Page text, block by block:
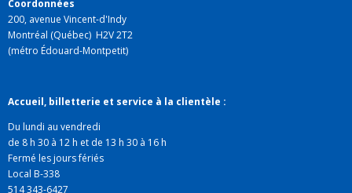
Coordonnées
200, avenue Vincent-d'Indy
Montréal (Québec) H2V 2T2
(métro Édouard-Montpetit)
Accueil, billetterie et service à la clientèle :
Du lundi au vendredi
de 8 h 30 à 12 h et de 13 h 30 à 16 h
Fermé les jours fériés
Local B-338
514 343-6427